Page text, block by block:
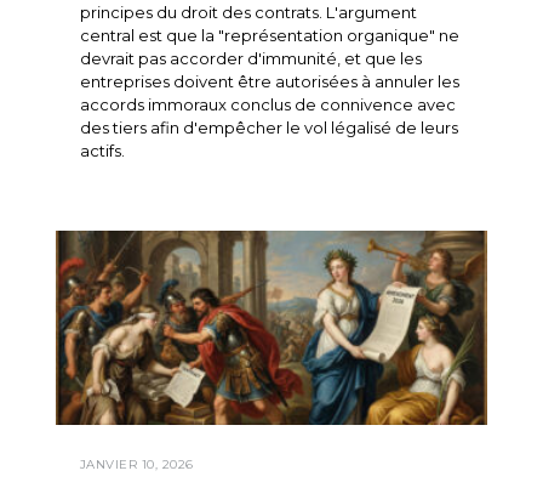
principes du droit des contrats. L'argument
central est que la "représentation organique" ne
devrait pas accorder d'immunité, et que les
entreprises doivent être autorisées à annuler les
accords immoraux conclus de connivence avec
des tiers afin d'empêcher le vol légalisé de leurs
actifs.
JANVIER 10, 2026